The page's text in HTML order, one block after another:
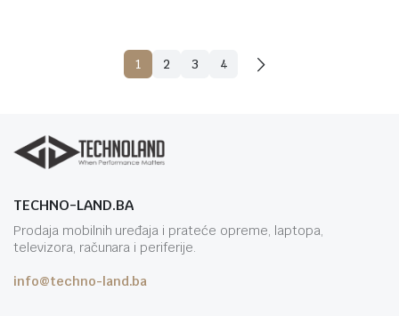
1 2 3 4
TECHNO-LAND.BA
Prodaja mobilnih uređaja i prateće opreme, laptopa,
televizora, računara i periferije.
info@techno-land.ba